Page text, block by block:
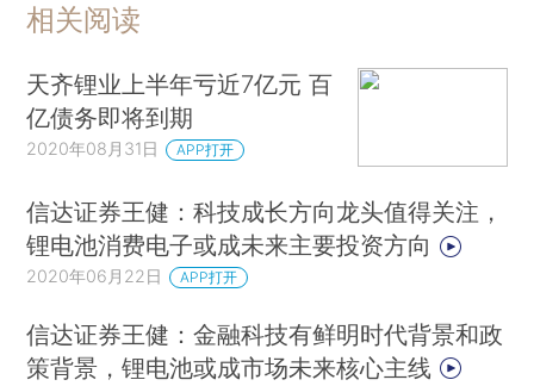
相关阅读
天齐锂业上半年亏近7亿元 百
亿债务即将到期
2020年08月31日 APP打开
信达证券王健：科技成长方向龙头值得关注，
锂电池消费电子或成未来主要投资方向
2020年06月22日 APP打开
信达证券王健：金融科技有鲜明时代背景和政
策背景，锂电池或成市场未来核心主线